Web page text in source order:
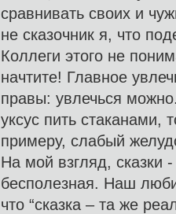
сравнивать своих и
не сказочник я, что
Коллеги этого не
начтите! Главное
правы: увлечься
уксус пить стаканами,
примеру, слабый
На мой взгляд, сказки
бесполезная. Наш
что “сказка – та же